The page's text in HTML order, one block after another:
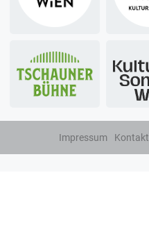
Impressum Kontakt